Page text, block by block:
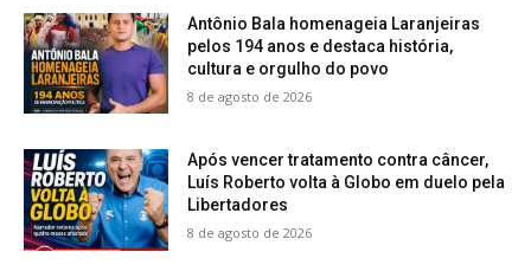
Antônio Bala homenageia Laranjeiras
pelos 194 anos e destaca história,
cultura e orgulho do povo
8 de agosto de 2026
Após vencer tratamento contra câncer,
Luís Roberto volta à Globo em duelo pela
Libertadores
8 de agosto de 2026